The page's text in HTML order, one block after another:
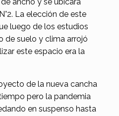
La elección de este
luego de los estudios
de suelo y clima arrojó
este espacio era la
de la nueva cancha
pero la pandemia
en suspenso hasta